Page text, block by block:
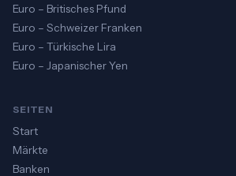
Euro – Britisches Pfund
Euro – Schweizer Franken
Euro – Türkische Lira
Euro – Japanischer Yen
SEITEN
Start
Märkte
Banken